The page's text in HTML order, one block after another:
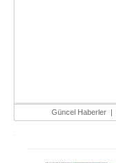
Güncel Haberler|